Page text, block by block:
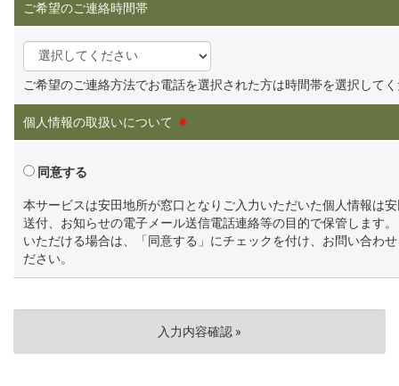
ご希望のご連絡時間帯
ご希望のご連絡方法でお電話を選択された方は時間帯を選択して
個人情報の取扱いについて ※
同意する
本サービスは安田地所が窓口となりご入力いただいた個人情報は
送付、お知らせの電子メール送信電話連絡等の目的で保管します
いただける場合は、「同意する」にチェックを付け、お問い合わ
ださい。